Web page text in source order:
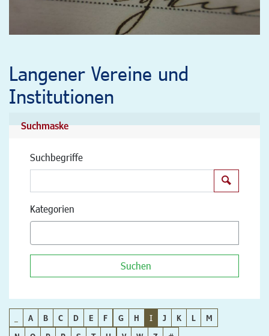
Langener Vereine und
Institutionen
Suchmaske
Suchbegriffe
Kategorien
Suchen
A B C D E F G H I J K L
M